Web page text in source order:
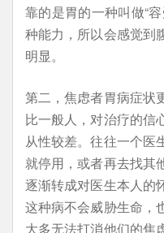
靠的是胃的一种叫做“
种能力，所以会感觉到
明显。
第二，焦虑者胃病症状
比一般人，对治疗的信
从性较差。往往一个医
就停用，或者再去找其
逐渐转成对医生本人的
这种病不会威胁生命，
大多无法打消他们的焦